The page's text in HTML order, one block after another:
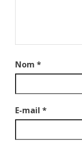
Nom *
E-mail *